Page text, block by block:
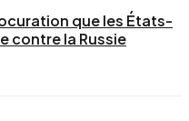
que les États-
contre la Russie